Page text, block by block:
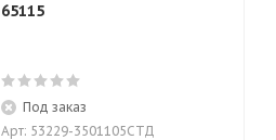
65115
Под заказ
Арт: 53229-3501105СТД